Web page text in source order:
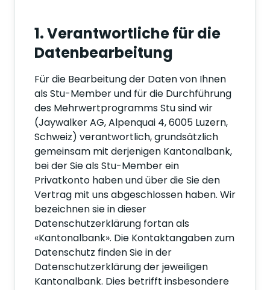
1. Verantwortliche für die
Datenbearbeitung
Für die Bearbeitung der Daten von Ihnen
als Stu-Member und für die Durchführung
des Mehrwertprogramms Stu sind wir
(Jaywalker AG, Alpenquai 4, 6005 Luzern,
Schweiz) verantwortlich, grundsätzlich
gemeinsam mit derjenigen Kantonalbank,
bei der Sie als Stu-Member ein
Privatkonto haben und über die Sie den
Vertrag mit uns abgeschlossen haben. Wir
bezeichnen sie in dieser
Datenschutzerklärung fortan als
«Kantonalbank». Die Kontaktangaben zum
Datenschutz finden Sie in der
Datenschutzerklärung der jeweiligen
Kantonalbank. Dies betrifft insbesondere